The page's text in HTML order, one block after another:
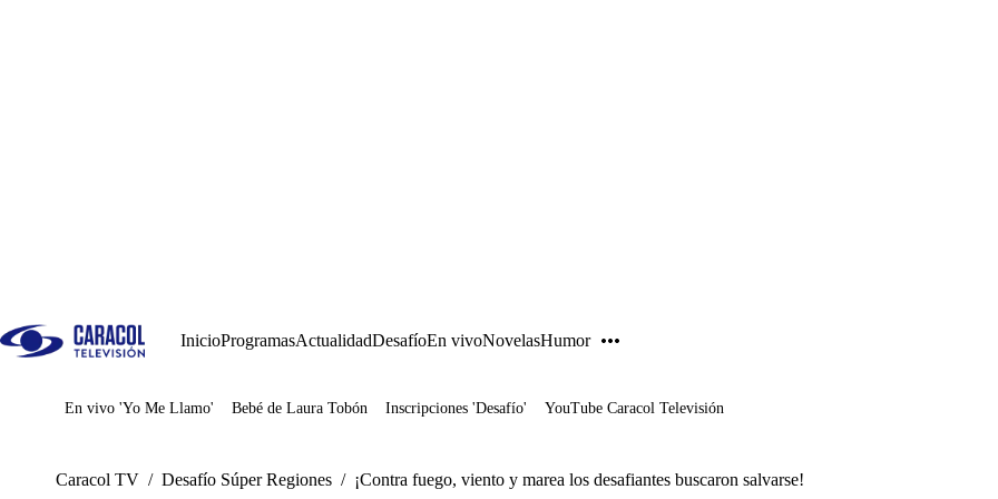
InicioProgramasActualidadDesafíoEn vivoNovelasHumor
Juegos
En vivo 'Yo Me Llamo' Bebé de Laura Tobón Inscripciones 'Desafío' YouTube Caracol Televisión
Caracol TV / Desafío Súper Regiones / ¡Contra fuego, viento y marea los desafiantes buscaron salvarse!